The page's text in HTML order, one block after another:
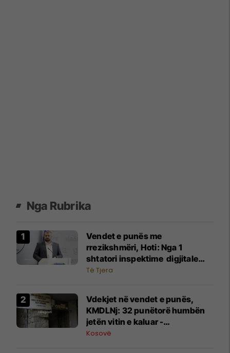
Nga Rubrika
Vendet e punës me
rrezikshmëri, Hoti: Nga 1
shtatori inspektime digjitale
dhe mbikëqyrje me dronë
Të Tjera
Vdekjet në vendet e punës,
KMDLNj: 32 punëtorë humbën
jetën vitin e kaluar -
vazhdojnë të punojnë pa
Kosovë